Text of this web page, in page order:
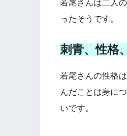
若尾さんは二人
ったそうです。
刺青、性格
若尾さんの性格
んだことは身に
いです。